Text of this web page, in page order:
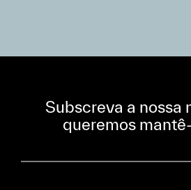
Subscreva a nossa
queremos
Subscreva a nossa Newsletter